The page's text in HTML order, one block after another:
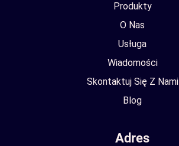
Produkty
O Nas
Usługa
Wiadomości
Skontaktuj Się Z Nami
Blog
Adres